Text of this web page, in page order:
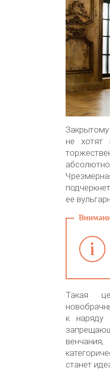
не хотят
ее
Такая
к наряду
станет